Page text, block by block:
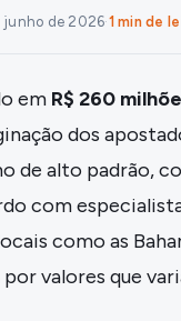
junho de 2026·1 min de
em R$ 260
dos
de alto padrão,
com
como as
valores que